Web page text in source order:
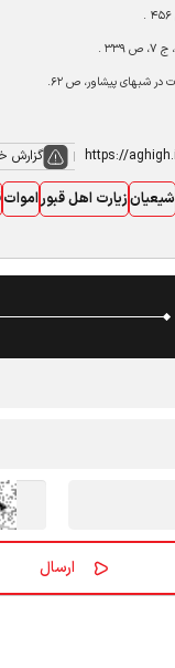
گزارش
شیعیانزیارت اهل قبوراموات